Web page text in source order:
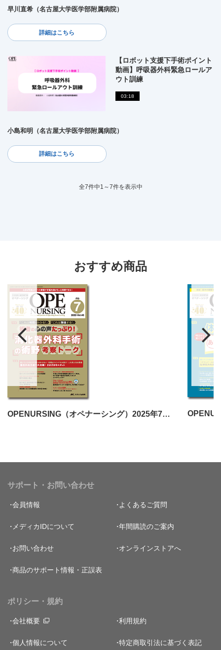
早川直希（名古屋大学医学部附属病院）
詳細はこちら
【ロボット支援下手術ポイント
動画】呼吸器外科緊急ロールア
ウト訓練
03:18
小島和明（名古屋大学医学部附属病院）
詳細はこちら
全7件中1～7件を表示中
おすすめ商品
OPENURSING（オペナーシング）2025年7月号
サポート・お問い合わせ
会員情報 よくあるご質問
メディカIDについて 年間購読のご案内
お問い合わせ オンラインストアへ
商品のサポート情報・正誤表
ポリシー・規約
会社概要 利用規約
個人情報について 特定商取引法に基づく表記